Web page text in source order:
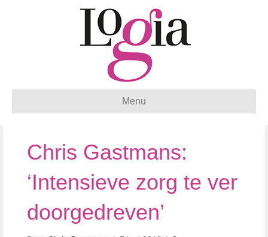
Menu
Chris Gastmans:
‘Intensieve zorg te ver
doorgedreven’